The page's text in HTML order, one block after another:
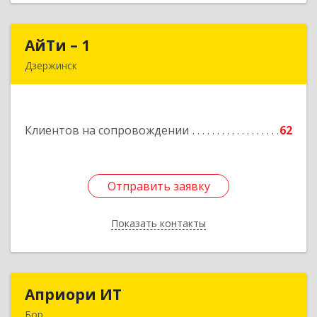
АйТи – 1
Дзержинск
Клиентов на сопровождении 62
Отправить заявку
Показать контакты
Подробнее
Отправить заявку
Назад
Априори ИТ